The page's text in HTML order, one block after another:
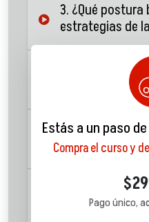
3. ¿Qué
estrategias de
4. Ejemplo en
5. Es necesario
tiempo al usar
6. ¿La
el trabajo a los
Estás a un paso
Compra el curso y
$
Pago único,